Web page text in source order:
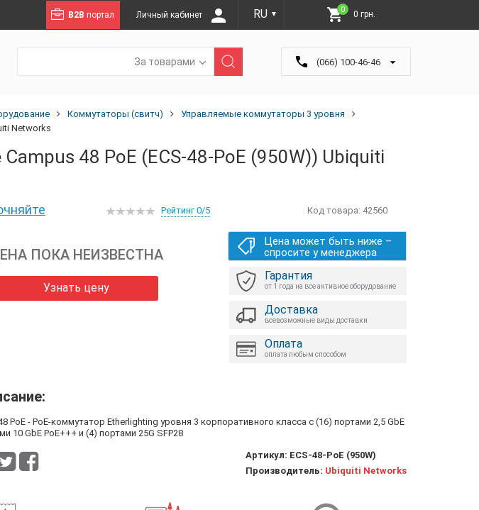
B2B портал Личный кабинет RU ▼
0 0 грн.
За товарами (066) 100-46-46
Коммутаторы (свитч)
Управляемые коммутаторы 3 уровня
Networks
Campus 48 PoE (ECS-48-PoE (950W)) Ubiquiti
Код товара: 42560
Рейтинг 0/5
ПОКА НЕИЗВЕСТНА
Узнать цену
Цена может быть ниже –
спросите у менеджера
Гарантия
от 1 года на все активное оборудование
Доставка
всевозможные виды доставки
Оплата
оплата любым способом
PoE - PoE-коммутатор Etherlighting уровня 3 корпоративного класса с (16) портами 2,5 GbE
10 GbE PoE+++ и (4) портами 25G SFP28
Артикул: ECS-48-PoE (950W)
Производитель: Ubiquiti Networks